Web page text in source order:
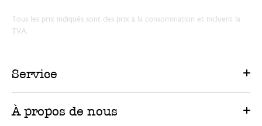
Tous les prix indiqués sont des prix à la consommation et incluent la
TVA.
Service
À propos de nous